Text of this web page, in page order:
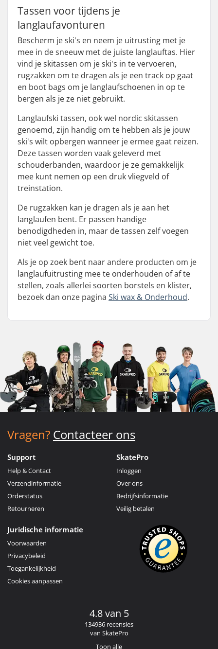
Tassen voor tijdens je
langlaufavonturen
Bescherm je ski's en neem je uitrusting met je
mee in de sneeuw met de juiste langlauftas. Hier
vind je skitassen om je ski's in te vervoeren,
rugzakken om te dragen als je een track op gaat
en boot bags om je langlaufschoenen in op te
bergen als je ze niet gebruikt.
Langlaufski tassen, ook wel nordic skitassen
genoemd, zijn handig om te hebben als je jouw
ski's wilt opbergen wanneer je ermee gaat reizen.
Deze tassen worden vaak geleverd met
schouderbanden, waardoor je ze gemakkelijk
mee kunt nemen op een druk vliegveld of
treinstation.
De rugzakken kan je dragen als je aan het
langlaufen bent. Er passen handige
benodigdheden in, maar de tassen zelf voegen
niet veel gewicht toe.
Als je op zoek bent naar andere producten om je
langlaufuitrusting mee te onderhouden of af te
stellen, zoals allerlei soorten borstels en klister,
bezoek dan onze pagina Ski wax & Onderhoud.
Vragen? Contacteer ons
Support
Help & Contact
Verzendinformatie
Orderstatus
Retourneren
SkatePro
Inloggen
Over ons
Bedrijfsinformatie
Veilig betalen
Juridische informatie
Voorwaarden
Privacybeleid
Toegankelijkheid
Cookies aanpassen
4.8 van 5
134936 recensies
van SkatePro
Toon alle